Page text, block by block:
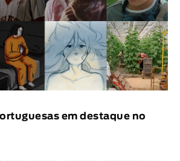
em destaque no